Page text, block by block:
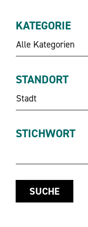
KATEGORIE
Alle Kategorien
STANDORT
Stadt
STICHWORT
SUCHE